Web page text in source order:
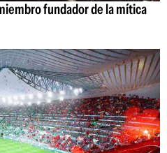
fundador de la mítica